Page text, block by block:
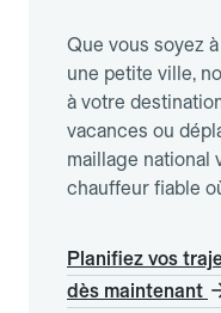
Que vous soyez
une petite ville,
à votre
vacances ou
maillage national
chauffeur fiable
Planifiez vos
dès maintenant